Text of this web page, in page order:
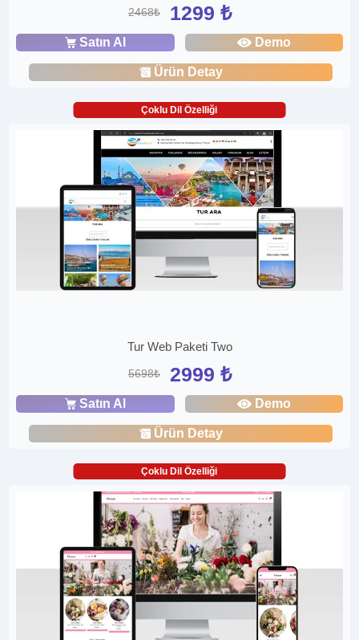
2468₺ 1299 ₺
Satın Al Demo
Ürün Detay
Çoklu Dil Özelliği
Tur Web Paketi Two
5698₺ 2999 ₺
Satın Al Demo
Ürün Detay
Çoklu Dil Özelliği